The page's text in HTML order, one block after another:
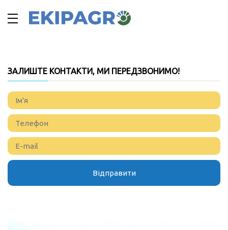
ЗАЛИШТЕ КОНТАКТИ, МИ ПЕРЕДЗВОНИМО!